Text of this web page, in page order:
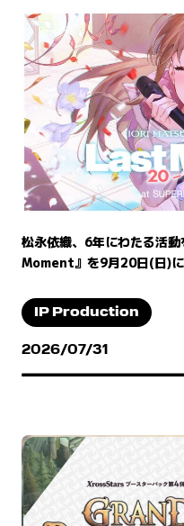
松永依織、6年にわたる活
Moment』を9月20日(日)に
IP Production
2026/07/31